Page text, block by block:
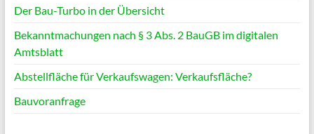
Der Bau-Turbo in der Übersicht
Bekanntmachungen nach § 3 Abs. 2 BauGB im digitalen
Amtsblatt
Abstellfläche für Verkaufswagen: Verkaufsfläche?
Bauvoranfrage